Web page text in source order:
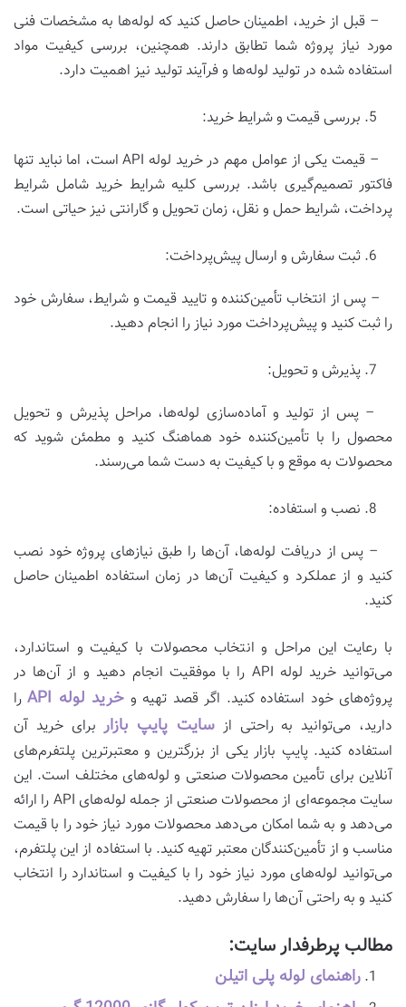
– قبل از خرید، اطمینان حاصل کنید که لوله‌ها به مشخصات فنی
مورد نیاز پروژه شما تطابق دارند. همچنین، بررسی کیفیت مواد
استفاده شده در تولید لوله‌ها و فرآیند تولید نیز اهمیت دارد.
بررسی قیمت و شرایط خرید:
– قیمت یکی از عوامل مهم در خرید لوله API است، اما نباید تنها
فاکتور تصمیم‌گیری باشد. بررسی کلیه شرایط خرید شامل شرایط
پرداخت، شرایط حمل و نقل، زمان تحویل و گارانتی نیز حیاتی است.
ثبت سفارش و ارسال پیش‌پرداخت:
– پس از انتخاب تأمین‌کننده و تایید قیمت و شرایط، سفارش خود
را ثبت کنید و پیش‌پرداخت مورد نیاز را انجام دهید.
پذیرش و تحویل:
– پس از تولید و آماده‌سازی لوله‌ها، مراحل پذیرش و تحویل
محصول را با تأمین‌کننده خود هماهنگ کنید و مطمئن شوید که
محصولات به موقع و با کیفیت به دست شما می‌رسند.
نصب و استفاده:
– پس از دریافت لوله‌ها، آن‌ها را طبق نیازهای پروژه خود نصب
کنید و از عملکرد و کیفیت آن‌ها در زمان استفاده اطمینان حاصل
کنید.
با رعایت این مراحل و انتخاب محصولات با کیفیت و استاندارد،
می‌توانید خرید لوله API را با موفقیت انجام دهید و از آن‌ها در
پروژه‌های خود استفاده کنید. اگر قصد تهیه و خرید لوله APIرا
دارید، می‌توانید به راحتی از سایت پایپ بازاربرای خرید آن
استفاده کنید. پایپ بازار یکی از بزرگترین و معتبرترین پلتفرم‌های
آنلاین برای تأمین محصولات صنعتی و لوله‌های مختلف است. این
سایت مجموعه‌ای از محصولات صنعتی از جمله لوله‌های API را ارائه
می‌دهد و به شما امکان می‌دهد محصولات مورد نیاز خود را با قیمت
مناسب و از تأمین‌کنندگان معتبر تهیه کنید. با استفاده از این پلتفرم،
می‌توانید لوله‌های مورد نیاز خود را با کیفیت و استاندارد را انتخاب
کنید و به راحتی آن‌ها را سفارش دهید.
مطالب پرطرفدار سایت:
راهنمای لوله پلی اتیلن